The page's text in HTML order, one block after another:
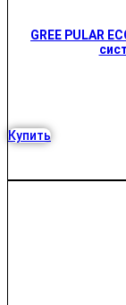
GREE PULAR
Купить